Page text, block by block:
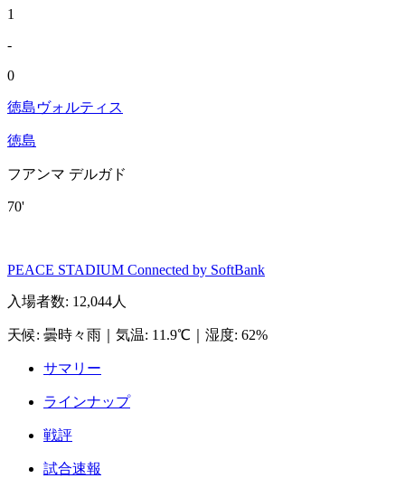
1
-
0
徳島ヴォルティス
徳島
フアンマ デルガド
70'
PEACE STADIUM Connected by SoftBank
入場者数: 12,044人
天候: 曇時々雨 気温: 11.9℃ 湿度: 62%
サマリー
ラインナップ
戦評
試合速報